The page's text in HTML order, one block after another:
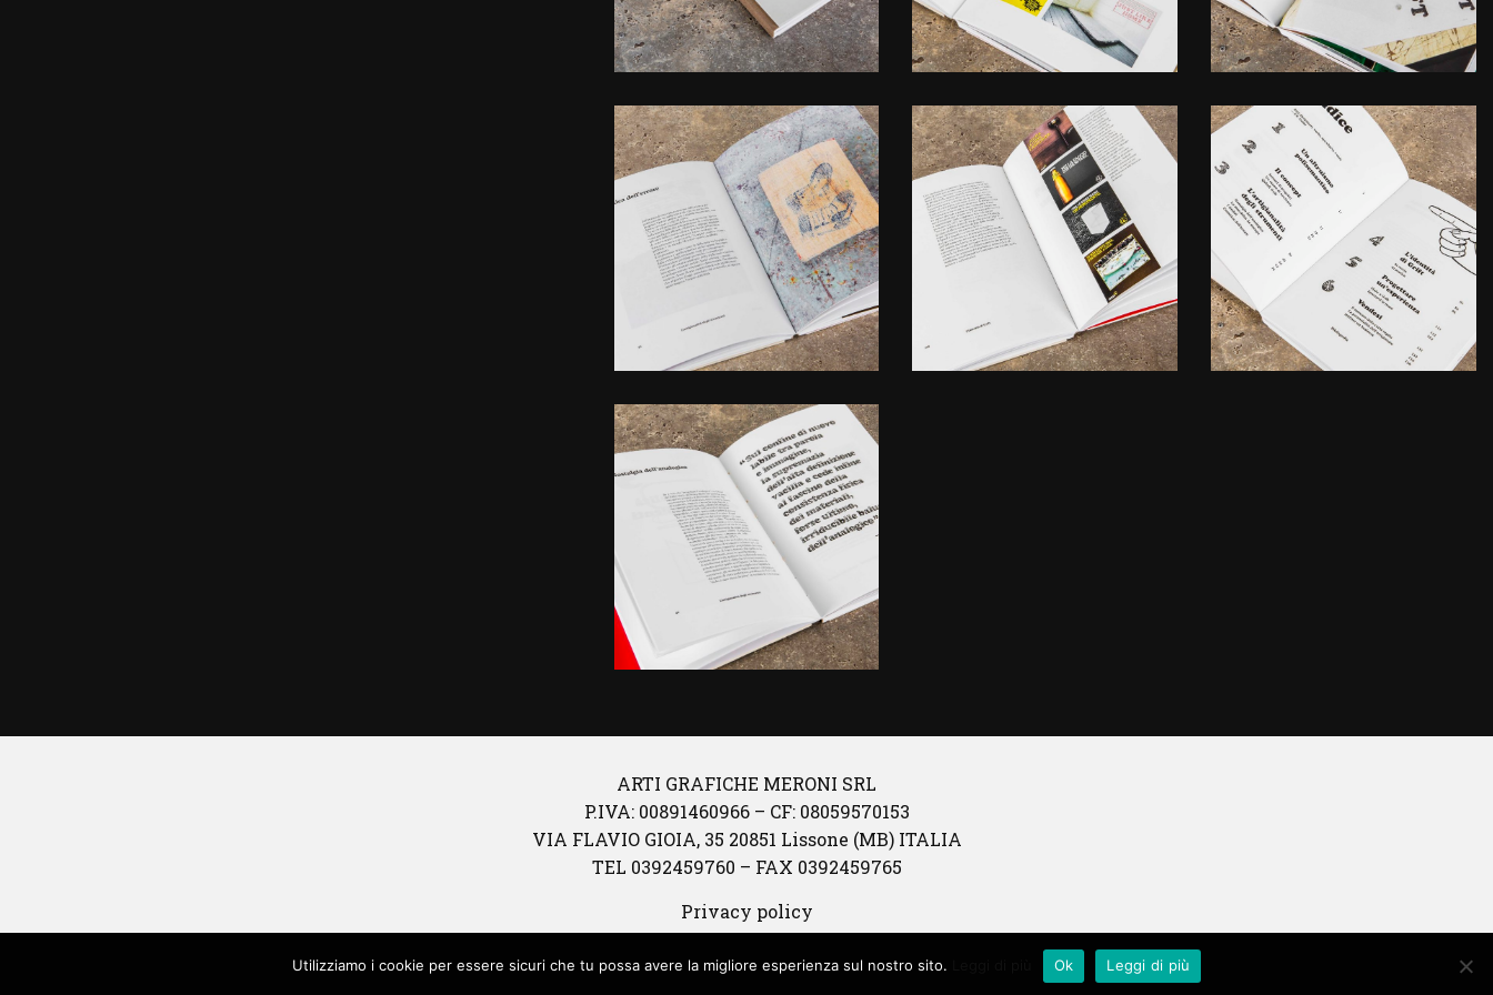
ARTI GRAFICHE MERONI SRL
P.IVA: 00891460966 – CF: 08059570153
VIA FLAVIO GIOIA, 35 20851 Lissone (MB) ITALIA
TEL 0392459760 – FAX 0392459765
Privacy policy
Utilizziamo i cookie per essere sicuri che tu possa avere la migliore esperienza sul nostro sito. Ok Leggi di più